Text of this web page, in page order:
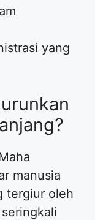
yang
manusia
tergiur oleh